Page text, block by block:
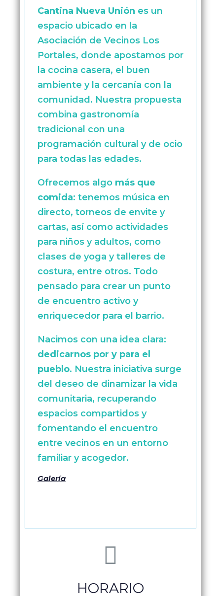
Cantina Nueva Unión es un
espacio ubicado en la
Asociación de Vecinos Los
Portales, donde apostamos por
la cocina casera, el buen
ambiente y la cercanía con la
comunidad. Nuestra propuesta
combina gastronomía
tradicional con una
programación cultural y de ocio
para todas las edades.
Ofrecemos algo más que
comida: tenemos música en
directo, torneos de envite y
cartas, así como actividades
para niños y adultos, como
clases de yoga y talleres de
costura, entre otros. Todo
pensado para crear un punto
de encuentro activo y
enriquecedor para el barrio.
Nacimos con una idea clara:
dedicarnos por y para el
pueblo. Nuestra iniciativa surge
del deseo de dinamizar la vida
comunitaria, recuperando
espacios compartidos y
fomentando el encuentro
entre vecinos en un entorno
familiar y acogedor.
Galería
HORARIO